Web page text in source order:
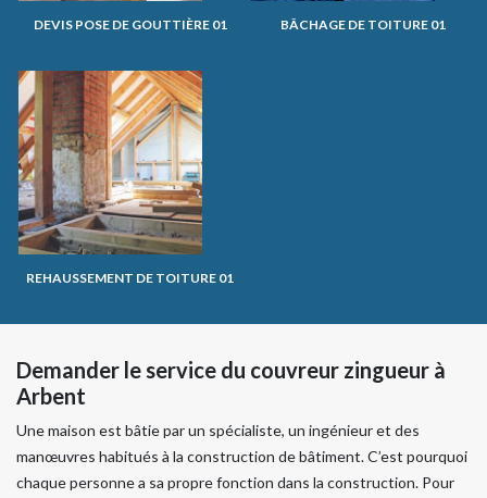
DEVIS POSE DE GOUTTIÈRE 01 BÂCHAGE DE TOITURE 01
REHAUSSEMENT DE TOITURE 01
Demander le service du couvreur zingueur à
Arbent
Une maison est bâtie par un spécialiste, un ingénieur et des
manœuvres habitués à la construction de bâtiment. C’est pourquoi
chaque personne a sa propre fonction dans la construction. Pour